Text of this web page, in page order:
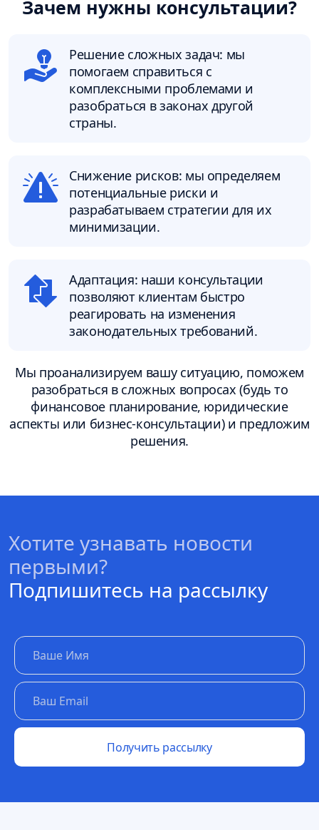
Зачем нужны консультации?
Решение сложных задач: мы
помогаем справиться с
комплексными проблемами и
разобраться в законах другой
страны.
Снижение рисков: мы определяем
потенциальные риски и
разрабатываем стратегии для их
минимизации.
Адаптация: наши консультации
позволяют клиентам быстро
реагировать на изменения
законодательных требований.
Мы проанализируем вашу ситуацию, поможем
разобраться в сложных вопросах (будь то
финансовое планирование, юридические
аспекты или бизнес-консультации) и предложим
решения.
Хотите узнавать новости
первыми?
Подпишитесь на рассылку
Получить рассылку